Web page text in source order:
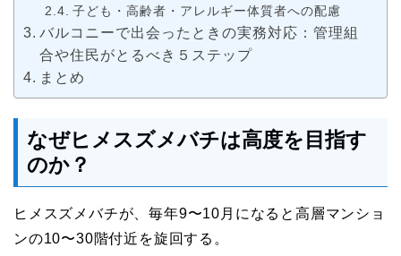
子ども・高齢者・アレルギー体質者への配慮
バルコニーで出会ったときの実務対応：管理組
合や住民がとるべき５ステップ
まとめ
なぜヒメスズメバチは高度を目指す
のか？
ヒメスズメバチが、毎年9〜10月になると高層マンショ
ンの10〜30階付近を旋回する。